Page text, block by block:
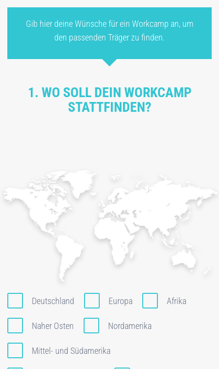
Gib hier deine Wünsche für ein Workcamp an, um
den passenden Träger zu finden.
1. WO SOLL DEIN WORKCAMP
STATTFINDEN?
Deutschland Europa Afrika
Naher Osten Nordamerika
Mittel- und Südamerika